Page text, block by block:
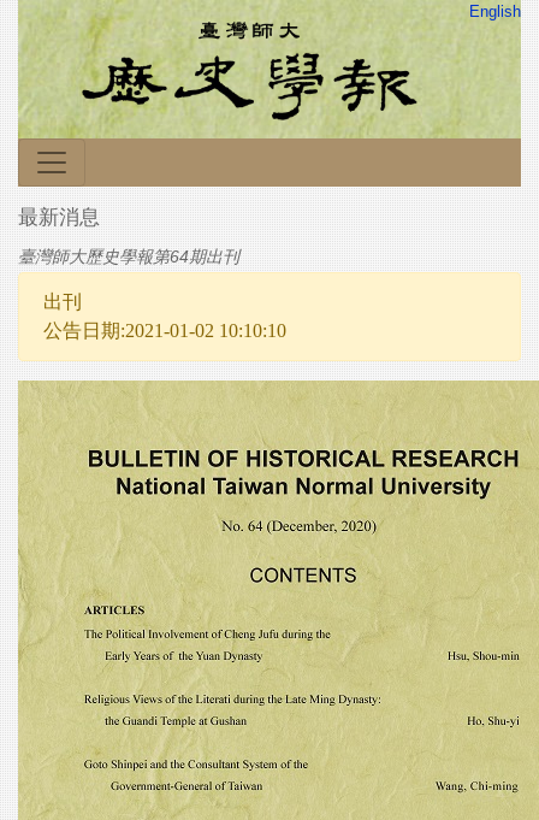
English
最新消息
臺灣師大歷史學報第64期出刊
出刊
公告日期:2021-01-02 10:10:10